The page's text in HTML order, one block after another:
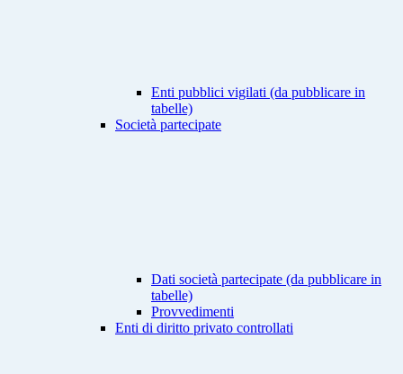
Enti pubblici vigilati (da pubblicare in
tabelle)
Società partecipate
Dati società partecipate (da pubblicare in
tabelle)
Provvedimenti
Enti di diritto privato controllati